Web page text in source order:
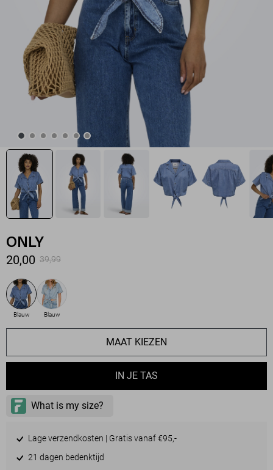
ONLY
20,00 39,99
Blauw Blauw
MAAT KIEZEN
IN JE TAS
Lage verzendkosten | Gratis vanaf €95,-
21 dagen bedenktijd